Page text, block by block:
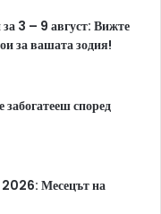
3 – 9 август: Вижте
за вашата зодия!
според
2026: Месецът на